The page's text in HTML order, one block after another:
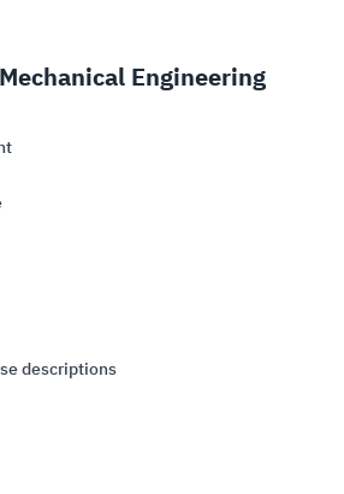
Engineering
descriptions